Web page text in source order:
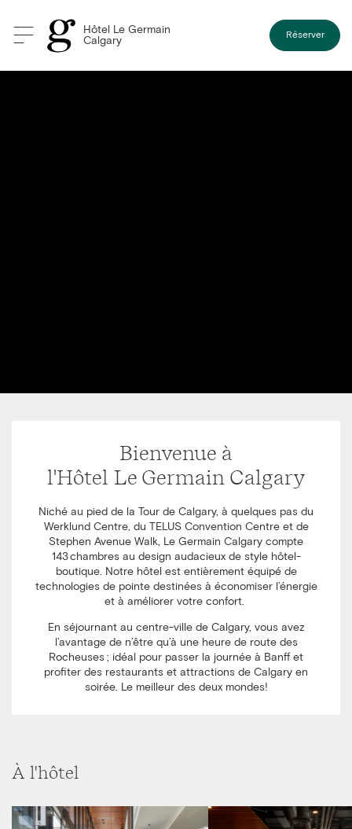
Hôtel Le Germain
Calgary
Réserver
Bienvenue à
l'Hôtel Le Germain Calgary
Niché au pied de la Tour de Calgary, à quelques pas du
Werklund Centre, du TELUS Convention Centre et de
Stephen Avenue Walk, Le Germain Calgary compte
143 chambres au design audacieux de style hôtel-
boutique. Notre hôtel est entièrement équipé de
technologies de pointe destinées à économiser l’énergie
et à améliorer votre confort.
En séjournant au centre-ville de Calgary, vous avez
l’avantage de n’être qu’à une heure de route des
Rocheuses ; idéal pour passer la journée à Banff et
profiter des restaurants et attractions de Calgary en
soirée. Le meilleur des deux mondes!
À l'hôtel